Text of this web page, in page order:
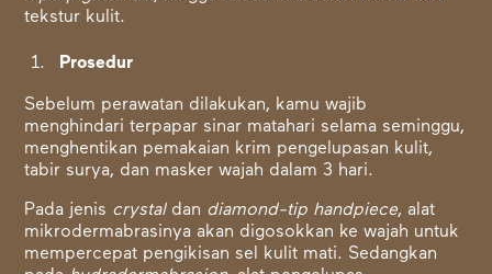
tekstur kulit.
Prosedur
Sebelum perawatan dilakukan, kamu wajib
menghindari terpapar sinar matahari selama seminggu,
menghentikan pemakaian krim pengelupasan kulit,
tabir surya, dan masker wajah dalam 3 hari.
Pada jenis crystaldan diamond-tip handpiece, alat
mikrodermabrasinya akan digosokkan ke wajah untuk
mempercepat pengikisan sel kulit mati. Sedangkan